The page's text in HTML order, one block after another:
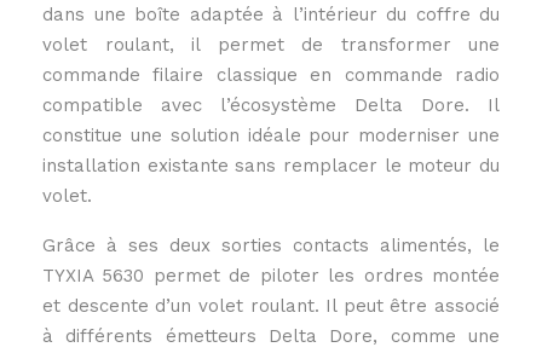
dans une boîte adaptée à l’intérieur du coffre du
volet roulant, il permet de transformer une
commande filaire classique en commande radio
compatible avec l’écosystème Delta Dore. Il
constitue une solution idéale pour moderniser une
installation existante sans remplacer le moteur du
volet.
Grâce à ses deux sorties contacts alimentés, le
TYXIA 5630 permet de piloter les ordres montée
et descente d’un volet roulant. Il peut être associé
à différents émetteurs Delta Dore, comme une